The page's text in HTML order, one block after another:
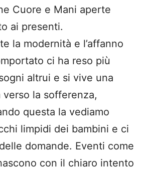
Cuore e Mani aperte
ai presenti.
la modernità e l’affanno
ci ha reso più
altrui e si vive una
verso la sofferenza,
questa la vediamo
limpidi dei bambini e ci
domande. Eventi come
con il chiaro intento